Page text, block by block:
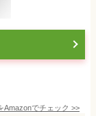
Amazonでチェック >>